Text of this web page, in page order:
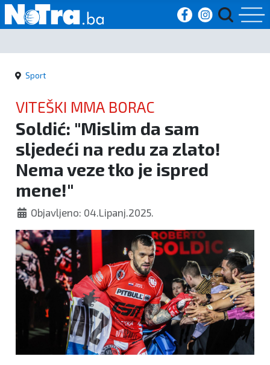
Početna
Vijesti
Sport
Kultura
Crna
kronika
Politika
Zanimljivosti
Sport
VITEŠKI MMA BORAC
Soldić: "Mislim da sam
sljedeći na redu za zlato!
Nema veze tko je ispred
mene!"
Objavljeno: 04.Lipanj.2025.